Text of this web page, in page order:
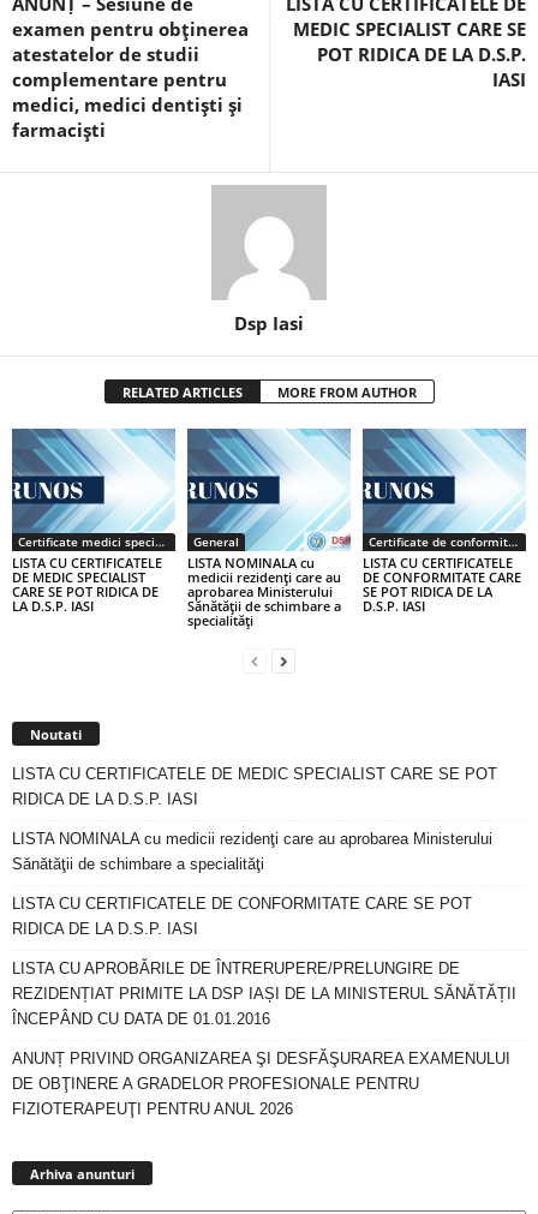
examen pentru obţinerea
atestatelor de studii
complementare pentru
medici, medici dentişti şi
farmacişti
MEDIC SPECIALIST CARE SE
POT RIDICA DE LA D.S.P.
IASI
Dsp Iasi
RELATED ARTICLES MORE FROM AUTHOR
Certificate medici specialiști / primari
LISTA CU CERTIFICATELE
DE MEDIC SPECIALIST
CARE SE POT RIDICA DE
LA D.S.P. IASI
General
LISTA NOMINALA cu
medicii rezidenţi care au
aprobarea Ministerului
Sănătăţii de schimbare a
specialităţi
Certificate de conformitate
LISTA CU CERTIFICATELE
DE CONFORMITATE CARE
SE POT RIDICA DE LA
D.S.P. IASI
Noutati
LISTA CU CERTIFICATELE DE MEDIC SPECIALIST CARE SE POT
RIDICA DE LA D.S.P. IASI
LISTA NOMINALA cu medicii rezidenţi care au aprobarea Ministerului
Sănătăţii de schimbare a specialităţi
LISTA CU CERTIFICATELE DE CONFORMITATE CARE SE POT
RIDICA DE LA D.S.P. IASI
LISTA CU APROBĂRILE DE ÎNTRERUPERE/PRELUNGIRE DE
REZIDENȚIAT PRIMITE LA DSP IAȘI DE LA MINISTERUL SĂNĂTĂȚII
ÎNCEPÂND CU DATA DE 01.01.2016
ANUNȚ PRIVIND ORGANIZAREA ŞI DESFĂŞURAREA EXAMENULUI
DE OBŢINERE A GRADELOR PROFESIONALE PENTRU
FIZIOTERAPEUŢI PENTRU ANUL 2026
Arhiva anunturi